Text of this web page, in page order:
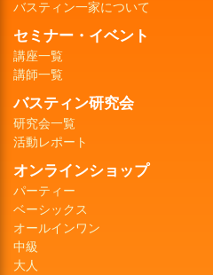
バスティン一家について
セミナー・イベント
講座一覧
講師一覧
バスティン研究会
研究会一覧
活動レポート
オンラインショップ
パーティー
ベーシックス
オールインワン
中級
大人